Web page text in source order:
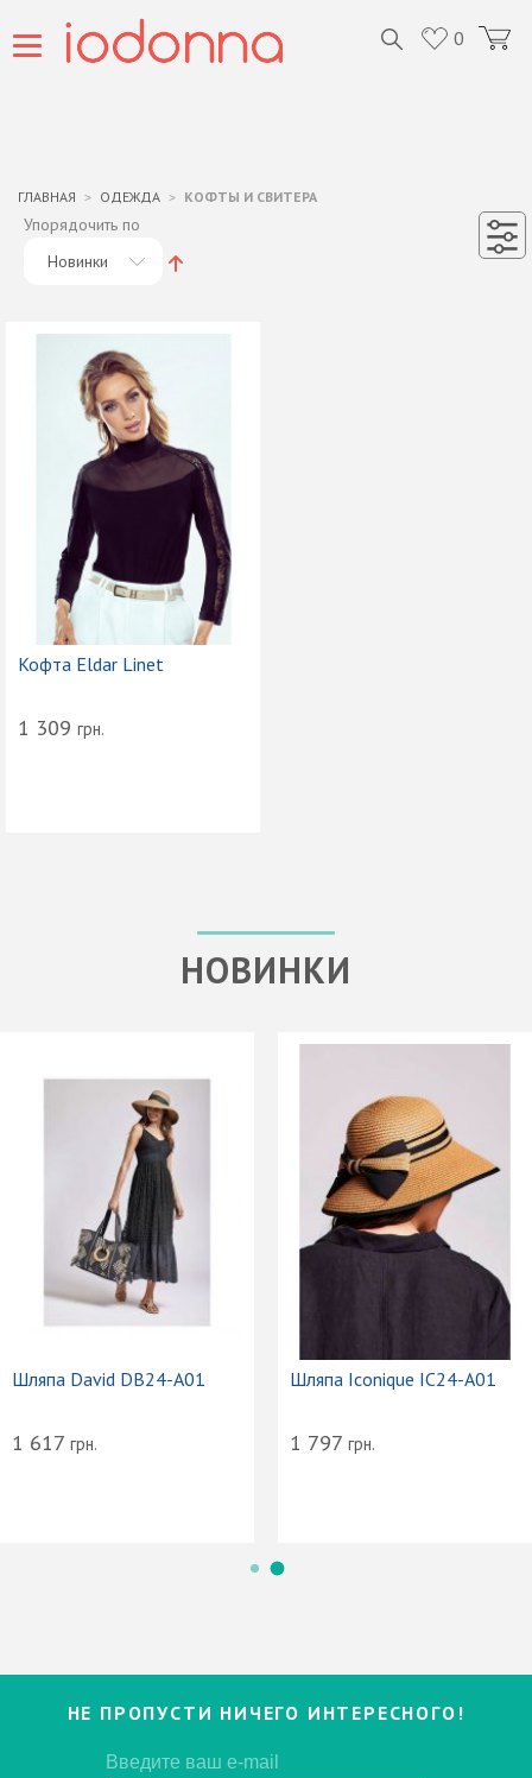
0
ГЛАВНАЯ ОДЕЖДА КОФТЫ И СВИТЕРА
Упорядочить по
Новинки
Кофта Eldar Linet
1 309 грн.
НОВИНКИ
Шляпа David DB24-A01
1 617 грн.
Шляпа Iconique IC24-A01
1 797 грн.
НЕ ПРОПУСТИ НИЧЕГО ИНТЕРЕСНОГО!